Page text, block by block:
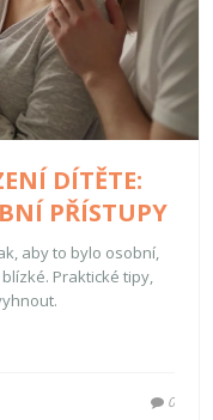
DÍTĚTE:
PŘÍSTUPY
aby to bylo osobní,
Praktické tipy,
0